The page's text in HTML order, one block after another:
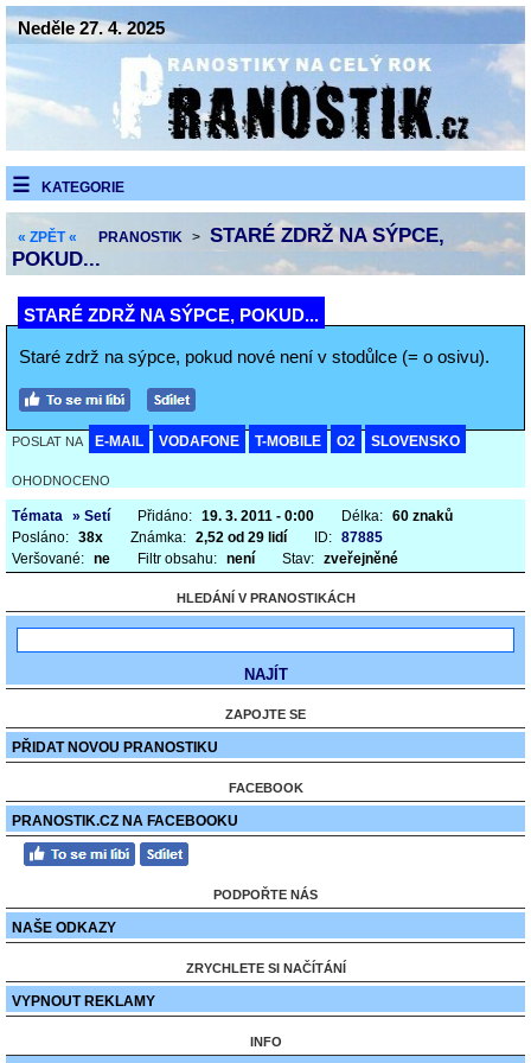
Neděle 27. 4. 2025
KATEGORIE
« ZPĚT « PRANOSTIK > STARÉ ZDRŽ NA SÝPCE,
POKUD...
STARÉ ZDRŽ NA SÝPCE, POKUD...
Staré zdrž na sýpce, pokud nové není v stodůlce (= o osivu).
POSLAT NA E-MAIL VODAFONE T-MOBILE O2 SLOVENSKO
OHODNOCENO
Témata » Setí Přidáno: 19. 3. 2011 - 0:00 Délka: 60 znaků
Posláno: 38x Známka: 2,52 od 29 lidí ID: 87885
Veršované: ne Filtr obsahu: není Stav: zveřejněné
HLEDÁNÍ V PRANOSTIKÁCH
ZAPOJTE SE
PŘIDAT NOVOU PRANOSTIKU
FACEBOOK
PRANOSTIK.CZ NA FACEBOOKU
PODPOŘTE NÁS
NAŠE ODKAZY
ZRYCHLETE SI NAČÍTÁNÍ
VYPNOUT REKLAMY
INFO